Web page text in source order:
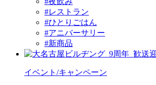
#レストラン
#ひとりごはん
#アニバーサリー
#新商品
イベント/キャンペーン